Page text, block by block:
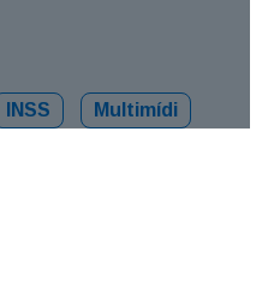
INSS Multimídi